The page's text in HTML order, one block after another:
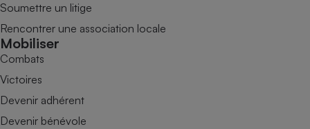
Soumettre un litige
Rencontrer une association locale
Mobiliser
Combats
Victoires
Devenir adhérent
Devenir bénévole